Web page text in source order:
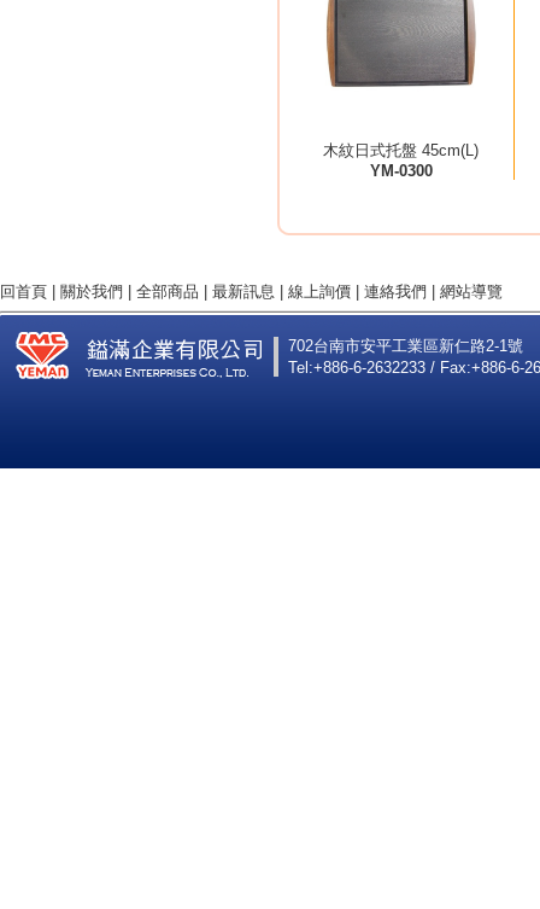
木紋日式托盤 45cm(L)
YM-0300
回首頁 關於我們 全部商品 最新訊息 線上詢價 連絡我們 網站導覽
702台南市安平工業區新仁路2-1號
Tel:+886-6-2632233 / Fax:+886-6-